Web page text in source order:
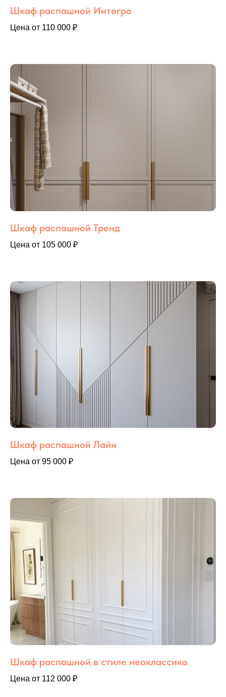
Шкаф распашной Интегро
Цена от 110 000 ₽
Шкаф распашной Тренд
Цена от 105 000 ₽
Шкаф распашной Лайн
Цена от 95 000 ₽
Шкаф распашной в стиле неоклассика
Цена от 112 000 ₽